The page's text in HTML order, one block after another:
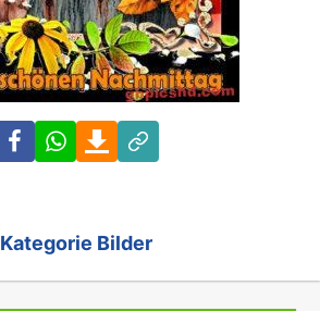
FacebookWhatsAppDownload
Link
Kategorie Bilder